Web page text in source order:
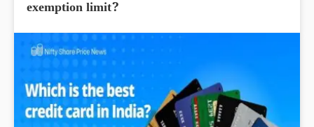
exemption limit?